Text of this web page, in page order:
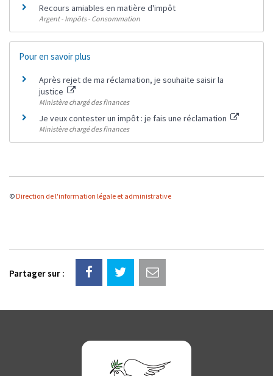
Recours amiables en matière d'impôt
Argent - Impôts - Consommation
Pour en savoir plus
Après rejet de ma réclamation, je souhaite saisir la
justice
Ministère chargé des finances
Je veux contester un impôt : je fais une réclamation
Ministère chargé des finances
© Direction de l'information légale et administrative
Partager sur :